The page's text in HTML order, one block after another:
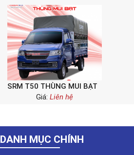
SRM T50 THÙNG MUI BẠT
Giá: Liên hệ
DANH MỤC CHÍNH